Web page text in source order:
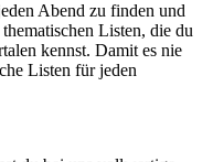
Abend zu finden und
Listen, die du
kennst. Damit es nie
Listen für jeden